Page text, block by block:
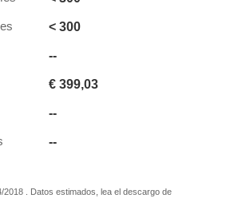
< 300
--
€ 399,03
--
--
2018 . Datos estimados, lea el descargo de